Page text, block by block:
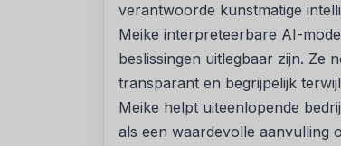
verantwoorde kunstmatige
Meike interpreteerbare AI-
beslissingen uitlegbaar zijn. Ze
transparant en begrijpelijk
Meike helpt uiteenlopende
als een waardevolle aanvulling